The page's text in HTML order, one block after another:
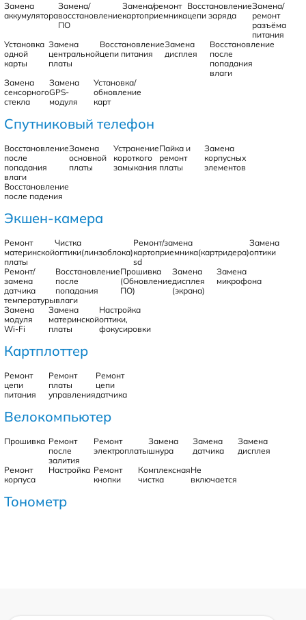
Замена
аккумулятора
Замена/
восстановление
ПО
Замена/ремонт
картоприемника
Восстановление
цепи заряда
Замена/
ремонт
разъёма
питания
Установка
одной
карты
Замена
центральной
платы
Восстановление
цепи питания
Замена
дисплея
Восстановление
после
попадания
влаги
Замена
сенсорного
стекла
Замена
GPS-
модуля
Установка/
обновление
карт
Спутниковый телефон
Восстановление
после
попадания
влаги
Замена
основной
платы
Устранение
короткого
замыкания
Пайка и
ремонт
платы
Замена
корпусных
элементов
Восстановление
после падения
Экшен-камера
Ремонт
материнской
платы
Чистка
оптики(линзоблока)
Ремонт/замена
картоприемника(картридера)
sd
Замена
оптики
Ремонт/
замена
датчика
температуры
Восстановление
после
попадания
влаги
Прошивка
(Обновление
ПО)
Замена
дисплея
(экрана)
Замена
микрофона
Замена
модуля
Wi-Fi
Замена
материнской
платы
Настройка
оптики,
фокусировки
Картплоттер
Ремонт
цепи
питания
Ремонт
платы
управления
Ремонт
цепи
датчика
Велокомпьютер
Прошивка Ремонт
после
залития
Ремонт
электроплаты
Замена
шнура
Замена
датчика
Замена
дисплея
Ремонт
корпуса
Настройка Ремонт
кнопки
Комплексная
чистка
Не
включается
Тонометр